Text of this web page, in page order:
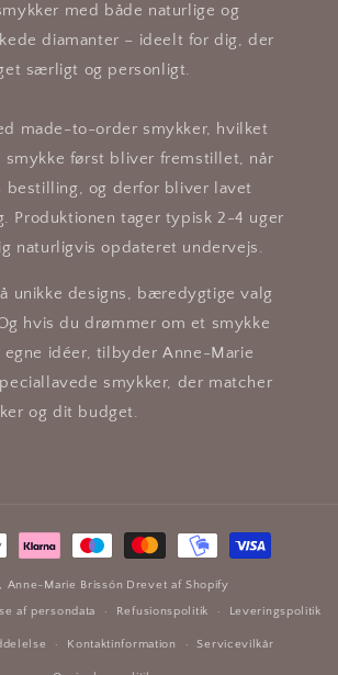
med både naturlige og
diamanter – ideelt for dig, der
særligt og personligt.
made-to-order smykker, hvilket
smykke først bliver fremstillet, når
bestilling, og derfor bliver lavet
Produktionen tager typisk 2-4 uger
naturligvis opdateret undervejs.
unikke designs, bæredygtige valg
hvis du drømmer om et smykke
idéer, tilbyder Anne-Marie
smykker, der matcher
og dit budget.
Anne-Marie Brissón Drevet af Shopify
af persondata
Refusionspolitik Leveringspolitik
Kontaktinformation Servicevilkår